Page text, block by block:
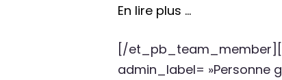
En lire plus …
[/
admin_label= »Personne